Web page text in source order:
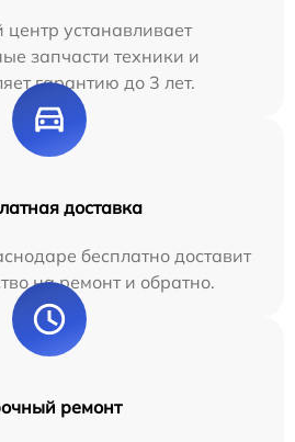
устанавливает
запчасти техники и
гарантию до 3 лет.
доставка
бесплатно доставит
на ремонт и обратно.
ремонт